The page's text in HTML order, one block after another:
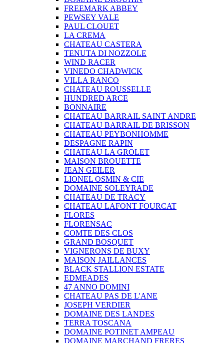
FREEMARK ABBEY
PEWSEY VALE
PAUL CLOUET
LA CREMA
CHATEAU CASTERA
TENUTA DI NOZZOLE
WIND RACER
VINEDO CHADWICK
VILLA RANCO
CHATEAU ROUSSELLE
HUNDRED ARCE
BONNAIRE
CHATEAU BARRAIL SAINT ANDRE
CHATEAU BARRAIL DE BRISSON
CHATEAU PEYBONHOMME
DESPAGNE RAPIN
CHATEAU LA GROLET
MAISON BROUETTE
JEAN GEILER
LIONEL OSMIN & CIE
DOMAINE SOLEYRADE
CHATEAU DE TRACY
CHATEAU LAFONT FOURCAT
FLORES
FLORENSAC
COMTE DES CLOS
GRAND BOSQUET
VIGNERONS DE BUXY
MAISON JAILLANCES
BLACK STALLION ESTATE
EDMEADES
47 ANNO DOMINI
CHATEAU PAS DE L'ANE
JOSEPH VERDIER
DOMAINE DES LANDES
TERRA TOSCANA
DOMAINE POTINET AMPEAU
DOMAINE MARCHAND FRERES